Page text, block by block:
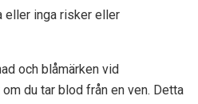
eller inga risker eller
och blåmärken vid
du tar blod från en ven. Detta